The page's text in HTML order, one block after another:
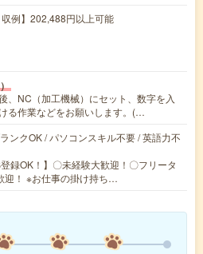
例】202,488円以上可能
、NC（加工機械）にセット、数字を入
る作業などをお願いします。(…
ンクOK / パソコンスキル不要 / 英語力不
登録OK！】〇未経験大歓迎！〇フリータ
！ ※お仕事の掛け持ち…